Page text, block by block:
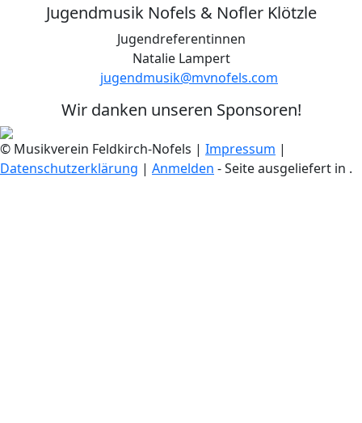
Jugendmusik Nofels & Nofler Klötzle
Jugendreferentinnen
Natalie Lampert
jugendmusik@mvnofels.com
Wir danken unseren Sponsoren!
© Musikverein Feldkirch-Nofels | Impressum |
Datenschutzerklärung | Anmelden - Seite ausgeliefert in .